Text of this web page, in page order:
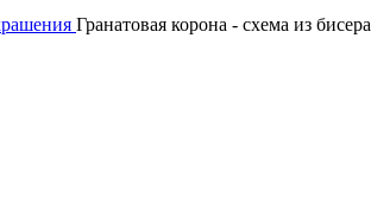
Гранатовая корона - схема из бисера